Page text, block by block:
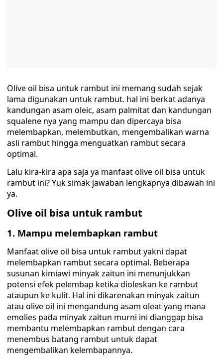
Olive oil bisa untuk rambut ini memang sudah sejak
lama digunakan untuk rambut. hal ini berkat adanya
kandungan asam oleic, asam palmitat dan kandungan
squalene nya yang mampu dan dipercaya bisa
melembapkan, melembutkan, mengembalikan warna
asli rambut hingga menguatkan rambut secara
optimal.
Lalu kira-kira apa saja ya manfaat olive oil bisa untuk
rambut ini? Yuk simak jawaban lengkapnya dibawah ini
ya.
Olive oil bisa untuk rambut
1. Mampu melembapkan rambut
Manfaat olive oil bisa untuk rambut yakni dapat
melembapkan rambut secara optimal. Beberapa
susunan kimiawi minyak zaitun ini menunjukkan
potensi efek pelembap ketika dioleskan ke rambut
ataupun ke kulit. Hal ini dikarenakan minyak zaitun
atau olive oil ini mengandung asam oleat yang mana
emolies pada minyak zaitun murni ini dianggap bisa
membantu melembapkan rambut dengan cara
menembus batang rambut untuk dapat
mengembalikan kelembapannya.